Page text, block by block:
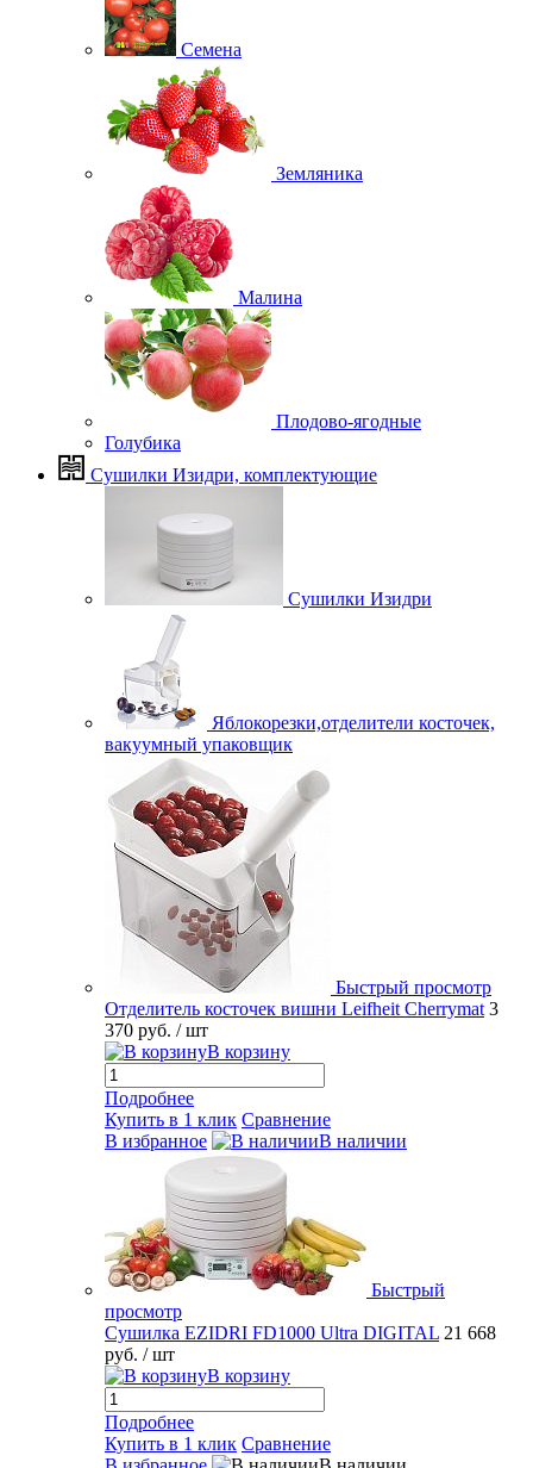
Семена
Земляника
Малина
Плодово-ягодные
Голубика
Сушилки Изидри, комплектующие
Сушилки Изидри
Яблокорезки,отделители косточек,
вакуумный упаковщик
Быстрый просмотр
Отделитель косточек вишни Leifheit Cherrymat 3
370 руб. / шт
В корзину
Подробнее
Купить в 1 клик Сравнение
В избранное
В наличии
Быстрый
просмотр
Сушилка EZIDRI FD1000 Ultra DIGITAL 21 668
руб. / шт
В корзину
Подробнее
Купить в 1 клик Сравнение